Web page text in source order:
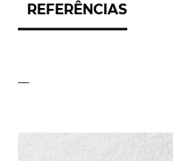
REFERÊNCIAS